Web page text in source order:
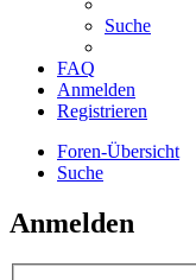
Suche
FAQ
Anmelden
Registrieren
Foren-Übersicht
Suche
Anmelden